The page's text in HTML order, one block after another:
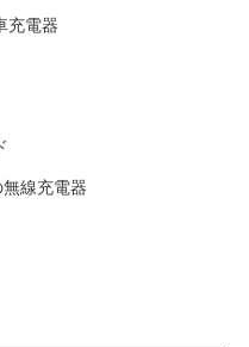
充電器
線充電器